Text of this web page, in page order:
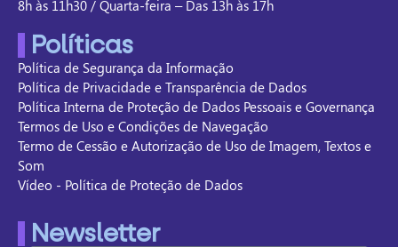
8h às 11h30 / Quarta-feira – Das 13h às 17h
Políticas
Política de Segurança da Informação
Política de Privacidade e Transparência de Dados
Política Interna de Proteção de Dados Pessoais e Governança
Termos de Uso e Condições de Navegação
Termo de Cessão e Autorização de Uso de Imagem, Textos e
Som
Vídeo - Política de Proteção de Dados
Newsletter